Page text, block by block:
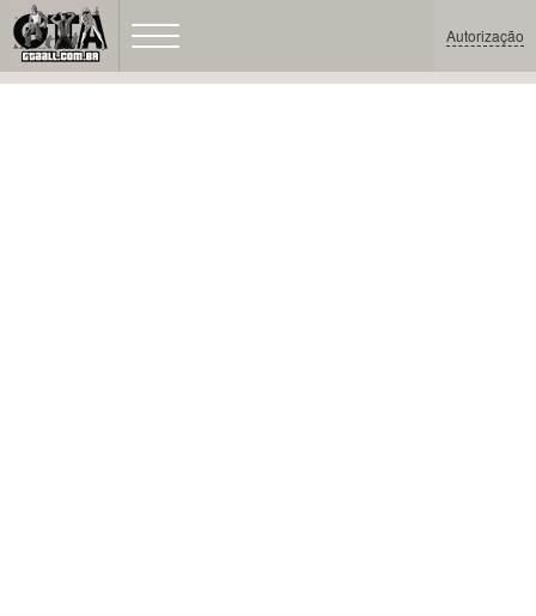
Autorização